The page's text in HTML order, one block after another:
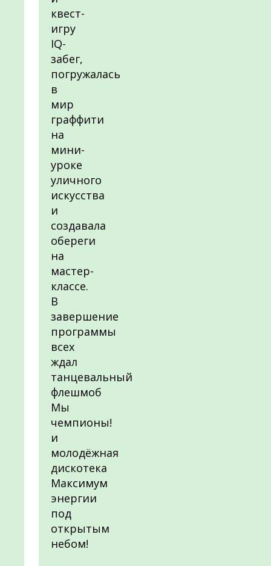
квест-
игру
IQ-
забег,
погружалась
в
мир
граффити
на
мини-
уроке
уличного
искусства
и
создавала
обереги
на
мастер-
классе.
В
завершение
программы
всех
ждал
танцевальный
флешмоб
Мы
чемпионы!
и
молодёжная
дискотека
Максимум
энергии
под
открытым
небом!